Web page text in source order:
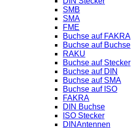
SMB
SMA
FME
Buchse auf FAKRA
Buchse auf Buchse
RAKU
Buchse auf Stecker
Buchse auf DIN
Buchse auf SMA
Buchse auf ISO
FAKRA
DIN Buchse
ISO Stecker
DINAntennen